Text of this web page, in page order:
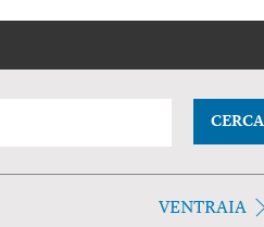
CERCA
VENTRAIA